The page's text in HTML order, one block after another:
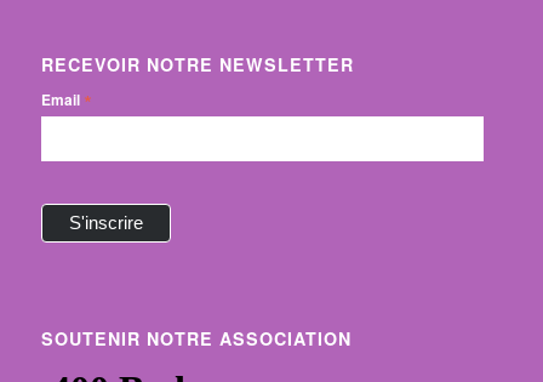
RECEVOIR NOTRE NEWSLETTER
Email *
SOUTENIR NOTRE ASSOCIATION